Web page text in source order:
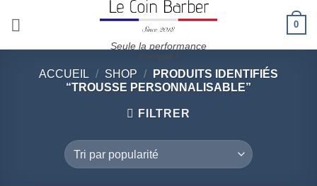
Seule la performance
compte !
0
ACCUEIL / SHOP /
PRODUITS IDENTIFIÉS
“TROUSSE PERSONNALISABLE”
FILTRER